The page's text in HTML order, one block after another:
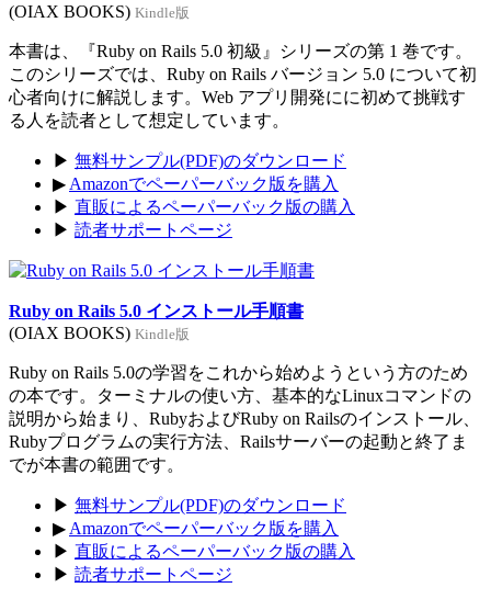
(OIAX BOOKS) Kindle版
本書は、『Ruby on Rails 5.0 初級』シリーズの第 1 巻です。
このシリーズでは、Ruby on Rails バージョン 5.0 について初
心者向けに解説します。Web アプリ開発にに初めて挑戦す
る人を読者として想定しています。
▶ 無料サンプル(PDF)のダウンロード
▶ Amazonでペーパーバック版を購入
▶ 直販によるペーパーバック版の購入
▶ 読者サポートページ
Ruby on Rails 5.0 インストール手順書
(OIAX BOOKS) Kindle版
Ruby on Rails 5.0の学習をこれから始めようという方のため
の本です。ターミナルの使い方、基本的なLinuxコマンドの
説明から始まり、RubyおよびRuby on Railsのインストール、
Rubyプログラムの実行方法、Railsサーバーの起動と終了ま
でが本書の範囲です。
▶ 無料サンプル(PDF)のダウンロード
▶ Amazonでペーパーバック版を購入
▶ 直販によるペーパーバック版の購入
▶ 読者サポートページ